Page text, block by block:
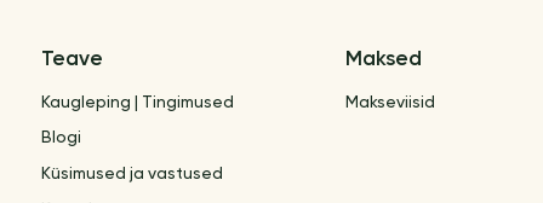
Teave
Kaugleping | Tingimused
Blogi
Küsimused ja vastused
Maksed
Makseviisid